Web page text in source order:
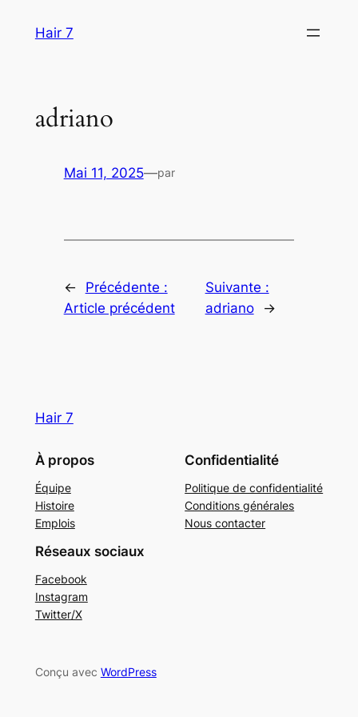
Hair 7
adriano
Mai 11, 2025—par
←
Précédente :
Article précédent
Suivante :
adriano
→
Hair 7
À propos
Équipe
Histoire
Emplois
Confidentialité
Politique de confidentialité
Conditions générales
Nous contacter
Réseaux sociaux
Facebook
Instagram
Twitter/X
Conçu avec WordPress